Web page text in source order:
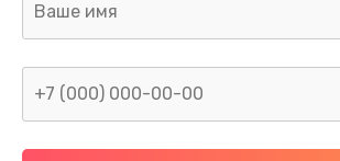
Замена термопасты
1095 руб.